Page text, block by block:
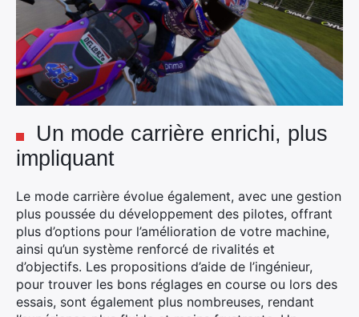
Un mode carrière enrichi, plus
impliquant
Le mode carrière évolue également, avec une gestion
plus poussée du développement des pilotes, offrant
plus d’options pour l’amélioration de votre machine,
ainsi qu’un système renforcé de rivalités et
d’objectifs. Les propositions d’aide de l’ingénieur,
pour trouver les bons réglages en course ou lors des
essais, sont également plus nombreuses, rendant